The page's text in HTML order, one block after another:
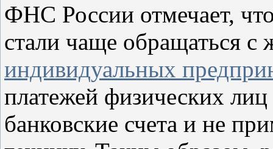
ФНС России отмечает,
стали чаще обращаться
индивидуальных
платежей физических
банковские счета и не